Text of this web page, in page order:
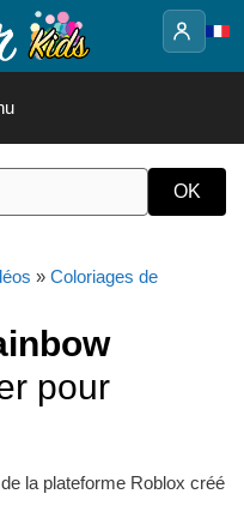
» Coloriages de
pour
la plateforme Roblox créé